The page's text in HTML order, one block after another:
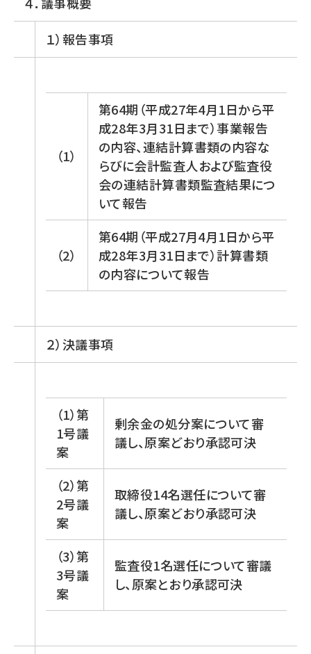
１）報告事項
（1）
第64期（平成27年4月1日から平
成28年3月31日まで）事業報告
の内容、連結計算書類の内容な
らびに会計監査人および監査役
会の連結計算書類監査結果につ
いて報告
（2）
第64期（平成27月4月1日から平
成28年3月31日まで）計算書類
の内容について報告
２）決議事項
（1）第
1号議
案
剰余金の処分案について審
議し、原案どおり承認可決
（2）第
2号議
案
取締役14名選任について審
議し、原案どおり承認可決
（3）第
3号議
案
監査役1名選任について審議
し、原案とおり承認可決